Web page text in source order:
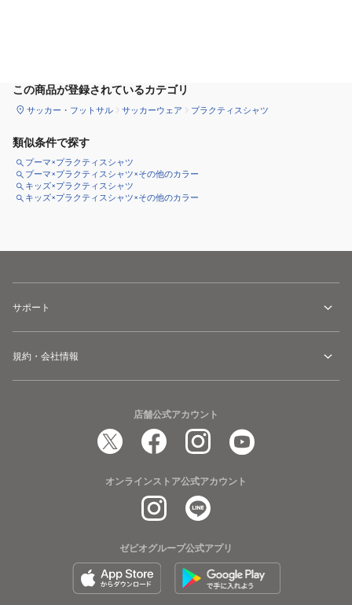
この商品が登録されているカテゴリ
サッカー・フットサル サッカーウェア プラクティスシャツ
類似条件で探す
プーマ×プラクティスシャツ
プーマ×プラクティスシャツ×その他のカラー
キッズ×プラクティスシャツ
キッズ×プラクティスシャツ×その他のカラー
サポート
規約・会社情報
店舗公式アカウント
オンラインストア公式アカウント
ゼビオグループ公式アプリ